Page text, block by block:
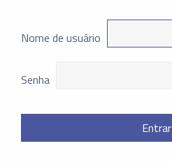
Nome de usuário
Senha